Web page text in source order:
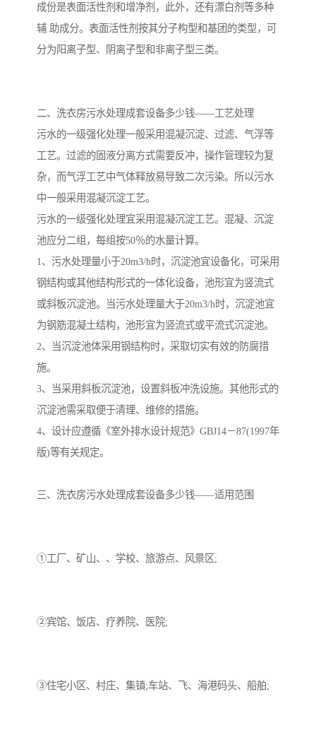
成份是表面活性剂和增净剂，此外，还有漂白剂等多种
辅 助成分。表面活性剂按其分子构型和基团的类型，可
分为阳离子型、阴离子型和非离子型三类。
二、洗衣房污水处理成套设备多少钱——工艺处理
污水的一级强化处理一般采用混凝沉淀、过滤、气浮等
工艺。过滤的固液分离方式需要反冲，操作管理较为复
杂，而气浮工艺中气体释放易导致二次污染。所以污水
中一般采用混凝沉淀工艺。
污水的一级强化处理宜采用混凝沉淀工艺。混凝、沉淀
池应分二组，每组按50％的水量计算。
1、污水处理量小于20m3/h时，沉淀池宜设备化，可采用
钢结构或其他结构形式的一体化设备，池形宜为竖流式
或斜板沉淀池。当污水处理量大于20m3/h时，沉淀池宜
为钢筋混凝土结构，池形宜为竖流式或平流式沉淀池。
2、当沉淀池体采用钢结构时，采取切实有效的防腐措
施。
3、当采用斜板沉淀池，设置斜板冲洗设施。其他形式的
沉淀池需采取便于清理、维修的措施。
4、设计应遵循《室外排水设计规范》GBJ14－87(1997年
版)等有关规定。
三、洗衣房污水处理成套设备多少钱——适用范围
①工厂、矿山、、学校、旅游点、风景区;
②宾馆、饭店、疗养院、医院;
③住宅小区、村庄、集镇;车站、飞、海港码头、船舶;